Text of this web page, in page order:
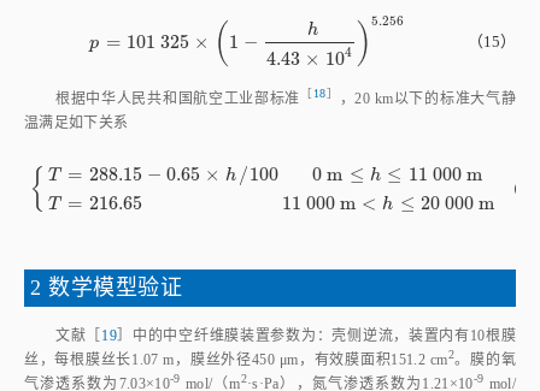
p = 101 325 × ( 1 −
h
4.43 × 104 ) 5.256
p=101 325 × 1- h4.43×1045.256 （15）
根据中华人民共和国航空工业部标准 ［ 18］
，20 km以下的标准大气静
温满足如下关系
{ T = 288.15 − 0.65 × h /100 0 m ≤ h ≤ 11 000 m
T = 216.65 11 000 m < h ≤ 20 000 m
T 0 m =216.65 （
2 数学模型验证
文献［ 19］中的中空纤维膜装置参数为：壳侧逆流，装置内有10根膜
丝，每根膜丝长1.07 m，膜丝外径450 μm，有效膜面积151.2 cm2。膜的氧
气渗透系数为7.03×1 0-9 mol/（m2·s·Pa），氮气渗透系数为1.21×10-9 mol/